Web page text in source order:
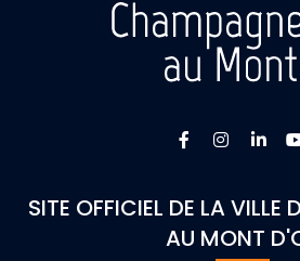
Lien vers
Lien
SITE OFFICIEL DE LA VILLE
AU MONT